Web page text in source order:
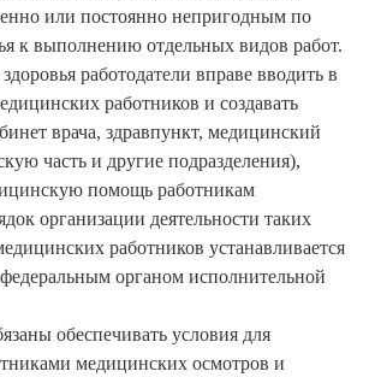
или постоянно непригодным по
к выполнению отдельных видов работ.
работодатели вправе вводить в
работников и создавать
врача, здравпункт, медицинский
часть и другие подразделения),
помощь работникам
организации деятельности таких
работников устанавливается
органом исполнительной
обеспечивать условия для
медицинских осмотров и